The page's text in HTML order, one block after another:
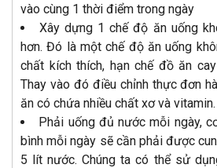
vào cùng 1 thời điểm trong ngày
Xây dựng 1 chế độ ăn uống
hơn. Đó là một chế độ ăn uống
chất kích thích, hạn chế đồ ăn
Thay vào đó điều chỉnh thực đơn
ăn có chứa nhiều chất xơ và vitamin.
Phải uống đủ nước mỗi ngày,
bình mỗi ngày sẽ cần phải được
5 lít nước. Chúng ta có thể sử